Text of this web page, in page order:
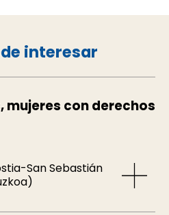
interesar
mujeres con derechos
San Sebastián